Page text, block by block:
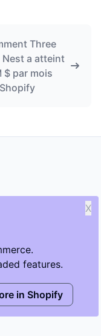
features.
X
in Shopify
Three
Nest a atteint
$ par mois
to
then fall back to
stack